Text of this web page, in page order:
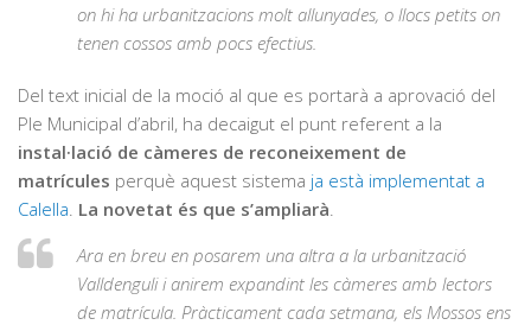
on hi ha urbanitzacions molt allunyades, o llocs petits on
tenen cossos amb pocs efectius.
Del text inicial de la moció al que es portarà a aprovació del
Ple Municipal d’abril, ha decaigut el punt referent a la
instal·lació de càmeres de reconeixement de
matrícules perquè aquest sistema ja està implementat a
Calella La novetat és que s’ampliarà
Ara en breu en posarem una altra a la urbanització
Valldenguli i anirem expandint les càmeres amb lectors
de matrícula. Pràcticament cada setmana, els Mossos ens